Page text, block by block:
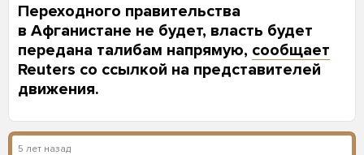
Переходного правительства
в Афганистане не будет, власть будет
передана талибам напрямую, сообщает
Reuters со ссылкой на представителей
движения.
5 лет назад